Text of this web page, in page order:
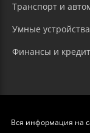
Транспорт и
Умные
Финансы и
Вся информация на